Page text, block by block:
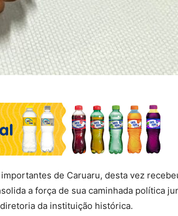
de Caruaru, desta vez
a força de sua caminhada política
da instituição histórica.